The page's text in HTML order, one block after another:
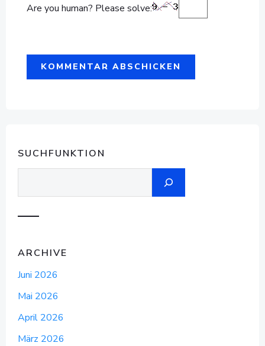
Are you human? Please solve:
SUCHFUNKTION
ARCHIVE
Juni 2026
Mai 2026
April 2026
März 2026